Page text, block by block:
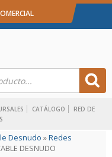
CATÁLOGO
RED DE
Desnudo »Redes
DESNUDO